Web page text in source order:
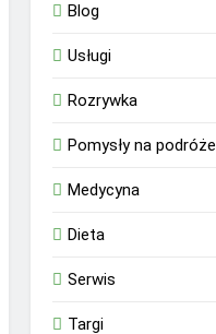
Blog
Usługi
Rozrywka
Pomysły na podróże
Medycyna
Dieta
Serwis
Targi